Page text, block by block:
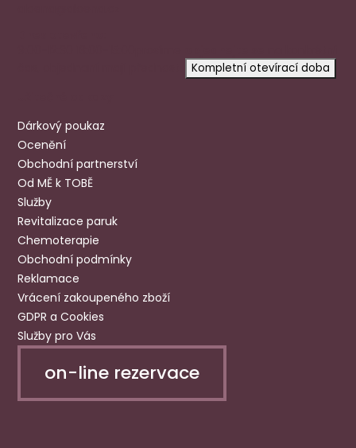
Kompletní otevírací doba
Dárkový poukaz
Ocenění
Obchodní partnerství
Od MĚ k TOBĚ
Služby
Revitalizace paruk
Chemoterapie
Obchodní podmínky
Reklamace
Vrácení zakoupeného zboží
GDPR a Cookies
Služby pro Vás
on-line rezervace